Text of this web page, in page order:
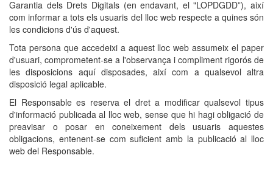
Garantia dels Drets Digitals (en endavant, el "LOPDGDD”), així
com informar a tots els usuaris del lloc web respecte a quines són
les condicions d'ús d'aquest.
Tota persona que accedeixi a aquest lloc web assumeix el paper
d'usuari, comprometent-se a l'observança i compliment rigorós de
les disposicions aquí disposades, així com a qualsevol altra
disposició legal aplicable.
El Responsable es reserva el dret a modificar qualsevol tipus
d'informació publicada al lloc web, sense que hi hagi obligació de
preavisar o posar en coneixement dels usuaris aquestes
obligacions, entenent-se com suficient amb la publicació al lloc
web del Responsable.